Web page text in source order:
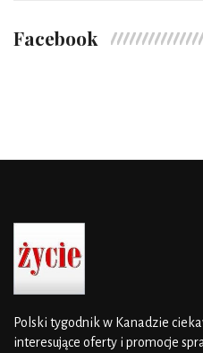
Facebook
Polski tygodnik w Kanadzie
interesujące oferty i promocje